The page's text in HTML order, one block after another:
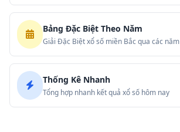
Bảng Đặc Biệt Theo Năm
Giải Đặc Biệt xổ số miền Bắc qua các năm
Thống Kê Nhanh
Tổng hợp nhanh kết quả xổ số hôm nay